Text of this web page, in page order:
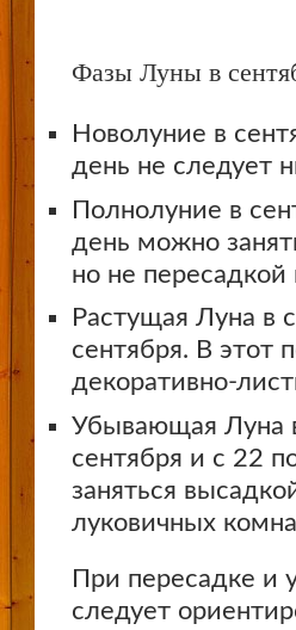
Фазы Луны в
Новолуние в
день не следует
Полнолуние в
день можно
но не пересадкой
Растущая Луна в
сентября. В этот
декоративно-
Убывающая Луна
сентября и с 22
заняться
луковичных
При пересадке и
следует